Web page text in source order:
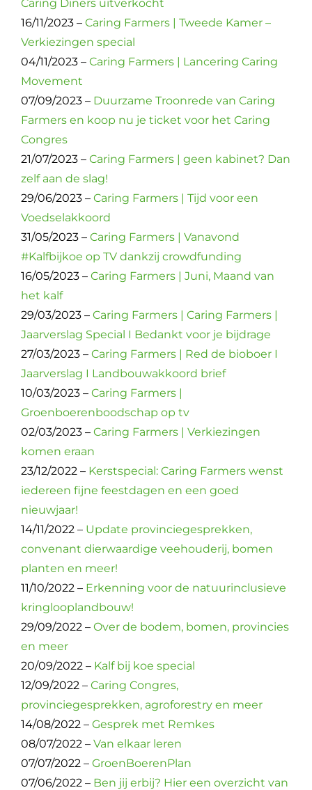
Caring Diners uitverkocht
16/11/2023 – Caring Farmers | Tweede Kamer –
Verkiezingen special
04/11/2023 – Caring Farmers | Lancering Caring
Movement
07/09/2023 – Duurzame Troonrede van Caring
Farmers en koop nu je ticket voor het Caring
Congres
21/07/2023 – Caring Farmers | geen kabinet? Dan
zelf aan de slag!
29/06/2023 – Caring Farmers | Tijd voor een
Voedselakkoord
31/05/2023 – Caring Farmers | Vanavond
#Kalfbijkoe op TV dankzij crowdfunding
16/05/2023 – Caring Farmers | Juni, Maand van
het kalf
29/03/2023 – Caring Farmers | Caring Farmers |
Jaarverslag Special I Bedankt voor je bijdrage
27/03/2023 – Caring Farmers | Red de bioboer I
Jaarverslag I Landbouwakkoord brief
10/03/2023 – Caring Farmers |
Groenboerenboodschap op tv
02/03/2023 – Caring Farmers | Verkiezingen
komen eraan
23/12/2022 – Kerstspecial: Caring Farmers wenst
iedereen fijne feestdagen en een goed
nieuwjaar!
14/11/2022 – Update provinciegesprekken,
convenant dierwaardige veehouderij, bomen
planten en meer!
11/10/2022 – Erkenning voor de natuurinclusieve
kringlooplandbouw!
29/09/2022 – Over de bodem, bomen, provincies
en meer
20/09/2022 – Kalf bij koe special
12/09/2022 – Caring Congres,
provinciegesprekken, agroforestry en meer
14/08/2022 – Gesprek met Remkes
08/07/2022 – Van elkaar leren
07/07/2022 – GroenBoerenPlan
07/06/2022 – Ben jij erbij? Hier een overzicht van